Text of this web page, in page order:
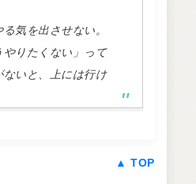
気を出させない。
やりたくない」って
ないと、上には行け
▲ TOP